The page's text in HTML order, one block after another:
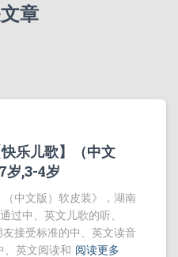
章
乐儿歌】（中文
岁,3-4岁
中文版）软皮装》，湖南
中、英文儿歌的听、
接受标准的中、英文读音
英文阅读和 阅读更多